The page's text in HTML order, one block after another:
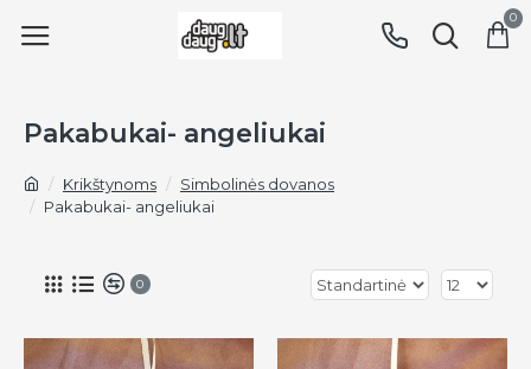
0
Krikštynoms
Simbolinės dovanos
Pakabukai- angeliukai
Pakabukai- angeliukai
0